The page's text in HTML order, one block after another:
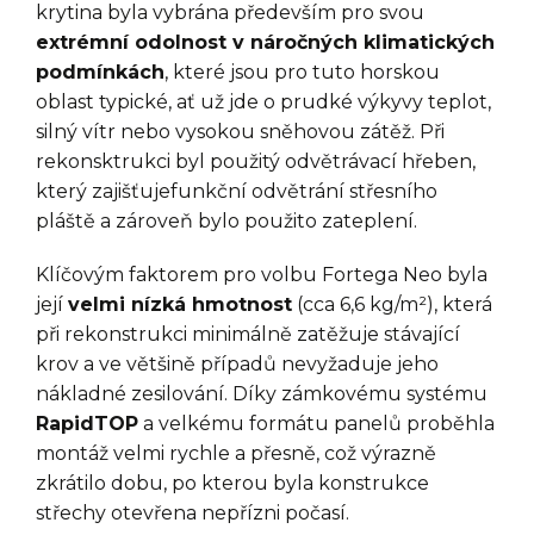
krytina byla vybrána především pro svou
extrémní odolnost v náročných klimatických
podmínkách, které jsou pro tuto horskou
oblast typické, ať už jde o prudké výkyvy teplot,
silný vítr nebo vysokou sněhovou zátěž. Při
rekonsktrukci byl použitý odvětrávací hřeben,
který zajišťujefunkční odvětrání střesního
pláště a zároveň bylo použito zateplení.
Klíčovým faktorem pro volbu Fortega Neo byla
její velmi nízká hmotnost (cca 6,6 kg/m²), která
při rekonstrukci minimálně zatěžuje stávající
krov a ve většině případů nevyžaduje jeho
nákladné zesilování. Díky zámkovému systému
RapidTOP a velkému formátu panelů proběhla
montáž velmi rychle a přesně, což výrazně
zkrátilo dobu, po kterou byla konstrukce
střechy otevřena nepřízni počasí.